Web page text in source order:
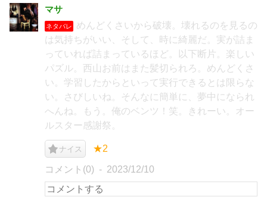
マサ
ネタバレ
めんどくさいから破壊。壊れるのを見るの
は気持ちがいい、そして、時に綺麗だ。実が詰ま
っていれば詰まっているほど。以下断片。楽しい
パズル。西山お前はまた髪切られろ。めんどくさ
い。学習したからといって実行できるとは限らな
い。さびしいね。そんなに簡単に、夢中になられ
へんね。もう。俺のベンツ！笑。きれーい。オー
ルスター感謝祭。
ナイス ★2
コメント(0) 2023/12/10